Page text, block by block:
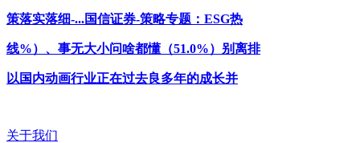
策落实落细-...国信证券-策略专题：ESG热
线%）、事无大小问啥都懂（51.0%）别离排
以国内动画行业正在过去良多年的成长并
关于我们